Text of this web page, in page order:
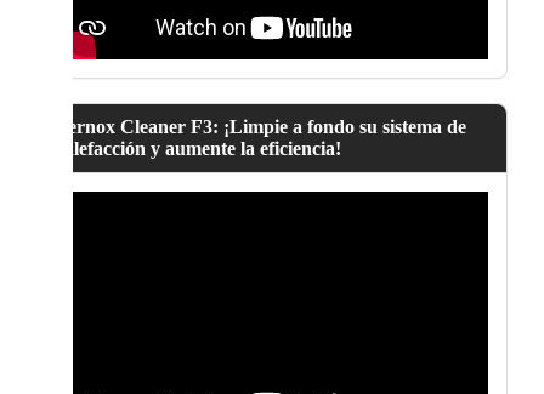
Fernox Cleaner F3: ¡Limpie a fondo su sistema de
calefacción y aumente la eficiencia!